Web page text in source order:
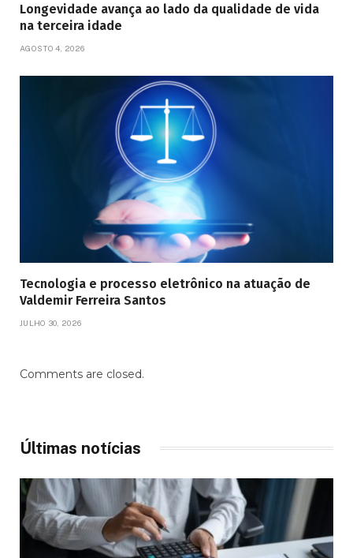
Longevidade avança ao lado da qualidade de vida
na terceira idade
AGOSTO 4, 2026
Tecnologia e processo eletrônico na atuação de
Valdemir Ferreira Santos
JULHO 30, 2026
Comments are closed.
Últimas notícias